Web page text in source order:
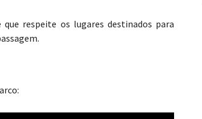
respeite os lugares destinados para